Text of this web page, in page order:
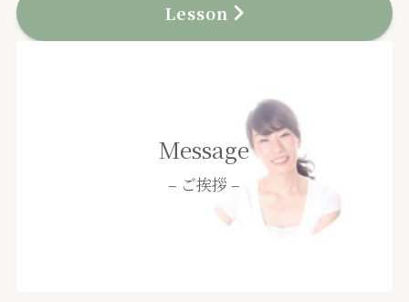
Lesson
Message
– ご挨拶 –